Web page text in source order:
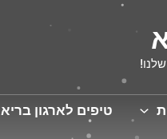
טיפים לארגון בריא